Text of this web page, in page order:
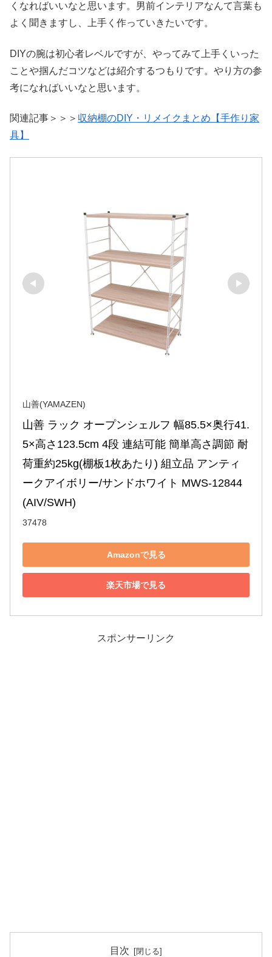
くなればいいなと思います。男前インテリアなんて言葉も
よく聞きますし、上手く作っていきたいです。
DIYの腕は初心者レベルですが、やってみて上手くいった
ことや掴んだコツなどは紹介するつもりです。やり方の参
考になればいいなと思います。
関連記事＞＞＞ 収納棚のDIY・リメイクまとめ【手作り家
具】
山善(YAMAZEN)
山善 ラック オープンシェルフ 幅85.5×奥行41.
5×高さ123.5cm 4段 連結可能 簡単高さ調節 耐
荷重約25kg(棚板1枚あたり) 組立品 アンティ
ークアイボリー/サンドホワイト MWS-12844
(AIV/SWH)
37478
Amazonで見る
楽天市場で見る
スポンサーリンク
目次